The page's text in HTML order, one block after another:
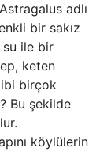
adlı
bir sakız
ile bir
keten
birçok
Bu şekilde
köylülerin